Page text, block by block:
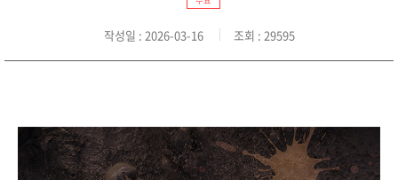
작성일 : 2026-03-16 조회 : 29595